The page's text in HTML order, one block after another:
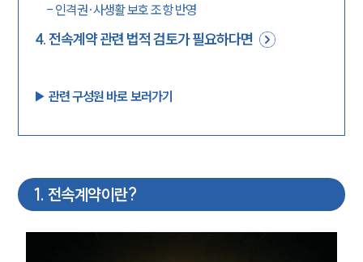
- 인격권·사생활 보호 조항 반영
4.전속계약 관련 법적 검토가 필요하다면
▶︎ 관련 구성원 바로 보러가기
1. 전속계약이란?